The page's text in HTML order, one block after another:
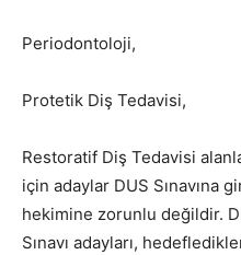
Periodontoloji,
Protetik Diş Tedavisi,
Restoratif Diş Tedavisi
için adaylar DUS Sınavına
hekimine zorunlu değildir.
Sınavı adayları,